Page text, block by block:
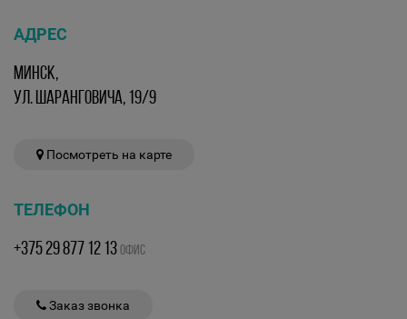
АДРЕС
МИНСК,
УЛ. ШАРАНГОВИЧА, 19/9
Посмотреть на карте
ТЕЛЕФОН
+375 29 877 12 13 ОФИС
Заказ звонка